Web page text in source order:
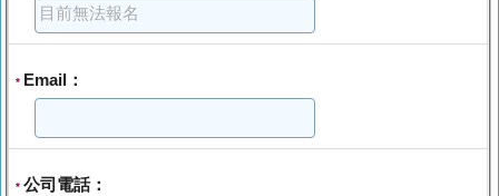
* Email：
* 公司電話：